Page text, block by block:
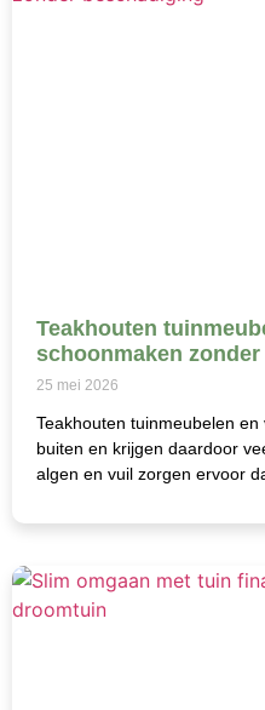
Teakhouten
schoonmaken
25 mei 2026
Teakhouten tuinmeubelen
buiten en krijgen daardoor
algen en vuil zorgen ervoor